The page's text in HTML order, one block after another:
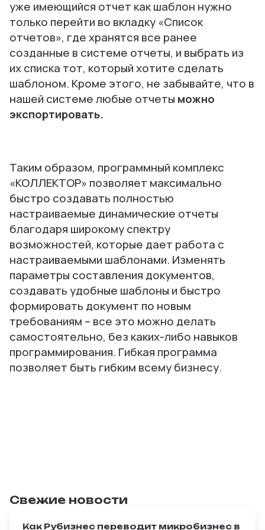
уже имеющийся отчет как шаблон нужно
только перейти во вкладку «Список
отчетов», где хранятся все ранее
созданные в системе отчеты, и выбрать из
их списка тот, который хотите сделать
шаблоном. Кроме этого, не забывайте, что в
нашей системе любые отчеты можно
экспортировать.
Таким образом, программный комплекс
«КОЛЛЕКТОР» позволяет максимально
быстро создавать полностью
настраиваемые динамические отчеты
благодаря широкому спектру
возможностей, которые дает работа с
настраиваемыми шаблонами. Изменять
параметры составления документов,
создавать удобные шаблоны и быстро
формировать документ по новым
требованиям – все это можно делать
самостоятельно, без каких-либо навыков
программирования. Гибкая программа
позволяет быть гибким всему бизнесу.
Свежие новости
Как Рубизнес переводит микробизнес в